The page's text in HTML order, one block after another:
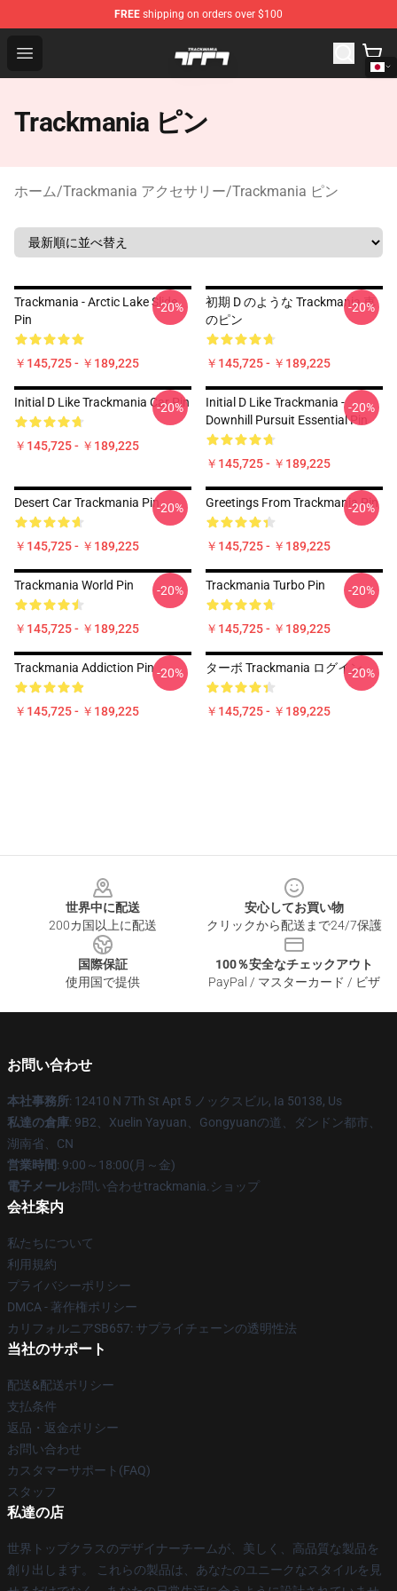
FREE shipping on orders over $100
Open menu
Trackmania Store - Official Trackmania Merchandise
Trackmania ピン
ホーム/Trackmania アクセサリー/Trackmania ピン
Trackmania - Arctic Lake Slide
Pin
￥145,725 - ￥189,225
-20%
初期 D のような Trackmania 車
のピン
￥145,725 - ￥189,225
-20%
Initial D Like Trackmania Car Pin
￥145,725 - ￥189,225
-20%
Initial D Like Trackmania -
Downhill Pursuit Essential Pin
￥145,725 - ￥189,225
-20%
Desert Car Trackmania Pin
￥145,725 - ￥189,225
-20% Greetings From Trackmania Pin
￥145,725 - ￥189,225
-20%
Trackmania World Pin
￥145,725 - ￥189,225
-20% Trackmania Turbo Pin
￥145,725 - ￥189,225
-20%
Trackmania Addiction Pin
￥145,725 - ￥189,225
-20% ターボ Trackmania ログイン
￥145,725 - ￥189,225
-20%
世界中に配送
200カ国以上に配送
安心してお買い物
クリックから配送まで24/7保護
国際保証
使用国で提供
100％安全なチェックアウト
PayPal / マスターカード / ビザ
お問い合わせ
本社事務所: 12410 N 7Th St Apt 5 ノックスビル, Ia 50138, Us
私達の倉庫: 9B2、Xuelin Yayuan、Gongyuanの道、ダンドン都市、
湖南省、CN
営業時間: 9:00～18:00(月～金)
電子メールお問い合わせtrackmania.ショップ
会社案内
私たちについて
利用規約
プライバシーポリシー
DMCA - 著作権ポリシー
カリフォルニアSB657: サプライチェーンの透明性法
当社のサポート
配送&配送ポリシー
支払条件
返品・返金ポリシー
お問い合わせ
カスタマーサポート(FAQ)
スタッフ
私達の店
世界トップクラスのデザイナーチームが、美しく、高品質な製品を
創り出します。 これらの製品は、あなたのユニークなスタイルを見